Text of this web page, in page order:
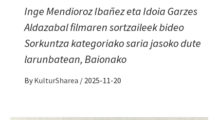
Inge Mendioroz Ibañez eta Idoia Garzes
Aldazabal filmaren sortzaileek bideo
Sorkuntza kategoriako saria jasoko dute
larunbatean, Baionako
By KulturSharea / 2025-11-20